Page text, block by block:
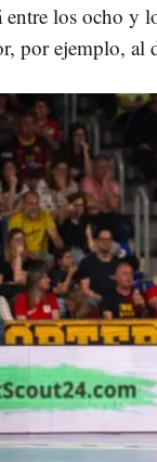
entre los ocho y
por ejemplo, al